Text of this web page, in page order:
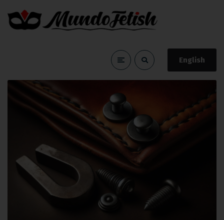
English
costura